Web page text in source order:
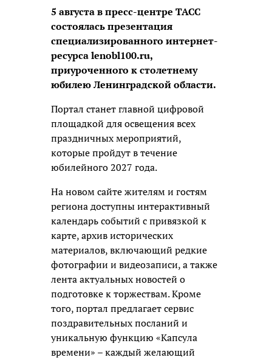
5 августа в пресс-центре ТАСС
состоялась презентация
специализированного интернет-
ресурса lenobl100.ru,
приуроченного к столетнему
юбилею Ленинградской области.
Портал станет главной цифровой
площадкой для освещения всех
праздничных мероприятий,
которые пройдут в течение
юбилейного 2027 года.
На новом сайте жителям и гостям
региона доступны интерактивный
календарь событий с привязкой к
карте, архив исторических
материалов, включающий редкие
фотографии и видеозаписи, а также
лента актуальных новостей о
подготовке к торжествам. Кроме
того, портал предлагает сервис
поздравительных посланий и
уникальную функцию «Капсула
времени» – каждый желающий